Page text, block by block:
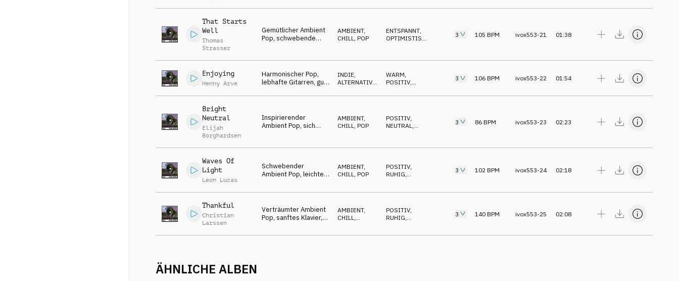
gelaunt, unbeschwert,
That Starts
Well
Thomas
Strasser
Gemütlicher Ambient
Pop, schwebende
warm
AMBIENT,
CHILL, POP
ENTSPANNT,
OPTIMISTISCH
3 105 BPM ivox553-21 01:38
Enjoying
Henny Arve
Harmonischer Pop,
lebhafte Gitarren, gut
INDIE,
ALTERNATIVE
WARM
POSITIV
3 106 BPM ivox553-22 01:54
Bright
Neutral
Elijah
Borghardsen
Inspirierender
Ambient Pop, sich
fantasievoll, ruhig
AMBIENT,
CHILL, POP
POSITIV,
NEUTRAL,
3 86 BPM ivox553-23 02:23
Waves Of
Light
Leon Lucas
Schwebender
Ambient Pop, leichte
zufrieden, glücklich
AMBIENT,
CHILL
POP
POSITIV
RUHIG
3 102 BPM ivox553-24 02:18
Thankful
Christian
Larssen
Verträumter Ambient
Pop, sanftes Klavier,
bescheiden,
AMBIENT,
CHILL,
POSITIV,
RUHIG,
3 140 BPM ivox553-25 02:08
ÄHNLICHE ALBEN